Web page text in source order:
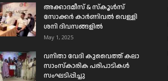
അക്കാദമീസ് & സ്കൂൾസ്
സോക്കർ കാർണിവൽ വെള്ളി
ശനി ദിവസങ്ങളിൽ
May 1, 2025
വനിതാ വേദി കുവൈത്ത് കലാ
സാംസ്കാരിക പരിപാടികൾ
സംഘടിപ്പിച്ചു